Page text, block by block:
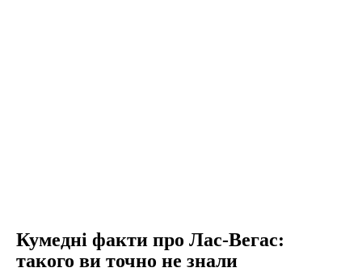
Кумедні факти про Лас-Вегас:
такого ви точно не знали